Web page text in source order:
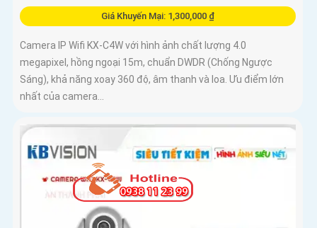
Giá Khuyến Mại: 1,300,000 ₫
Camera IP Wifi KX-C4W với hình ảnh chất lượng 4.0
megapixel, hồng ngoại 15m, chuẩn DWDR (Chống Ngược
Sáng), khả năng xoay 360 độ, âm thanh và loa. Ưu điểm lớn
nhất của camera...